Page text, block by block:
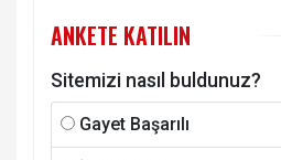
ANKETE KATILIN
Sitemizi nasıl buldunuz?
Gayet Başarılı